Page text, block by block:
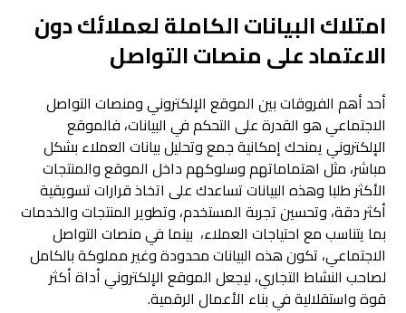
امتلاك البيانات الكاملة لعملائك دون
الاعتماد على منصات التواصل
أحد أهم الفروقات بين الموقع الإلكتروني ومنصات التواصل
الاجتماعي هو القدرة على التحكم في البيانات، فالموقع
الإلكتروني يمنحك إمكانية جمع وتحليل بيانات العملاء بشكل
مباشر، مثل اهتماماتهم وسلوكهم داخل الموقع والمنتجات
الأكثر طلبا وهذه البيانات تساعدك على اتخاذ قرارات تسويقية
أكثر دقة، وتحسين تجربة المستخدم، وتطوير المنتجات والخدمات
بما يتناسب مع احتياجات العملاء، بينما في منصات التواصل
الاجتماعي، تكون هذه البيانات محدودة وغير مملوكة بالكامل
لصاحب النشاط التجاري، ليجعل الموقع الإلكتروني أداة أكثر
قوة واستقلالية في بناء الأعمال الرقمية.